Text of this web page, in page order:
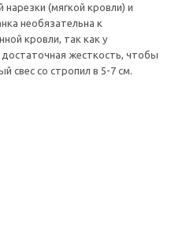
(мягкой кровли) и
необязательна к
кровли, так как у
жесткость, чтобы
свес со стропил в 5-7 см.